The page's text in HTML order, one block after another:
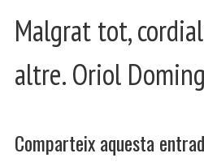
Malgrat tot,
altre. Oriol
Comparteix aquesta